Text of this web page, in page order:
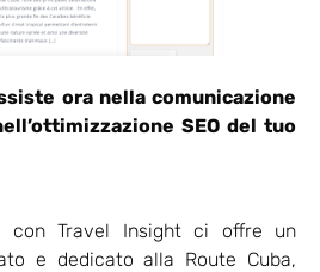
ora nella comunicazione
SEO del tuo
con Travel Insight ci offre un
e dedicato alla Route Cuba,